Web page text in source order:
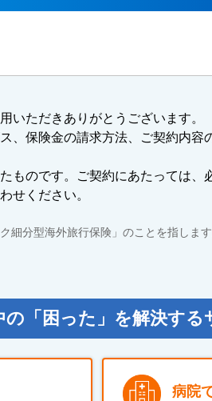
いただきありがとうございます。
、保険金の請求方法、ご契約内容
ものです。ご契約にあたっては、
せください。
細分型海外旅行保険」のことを指します
の「困った」を解決する
病院